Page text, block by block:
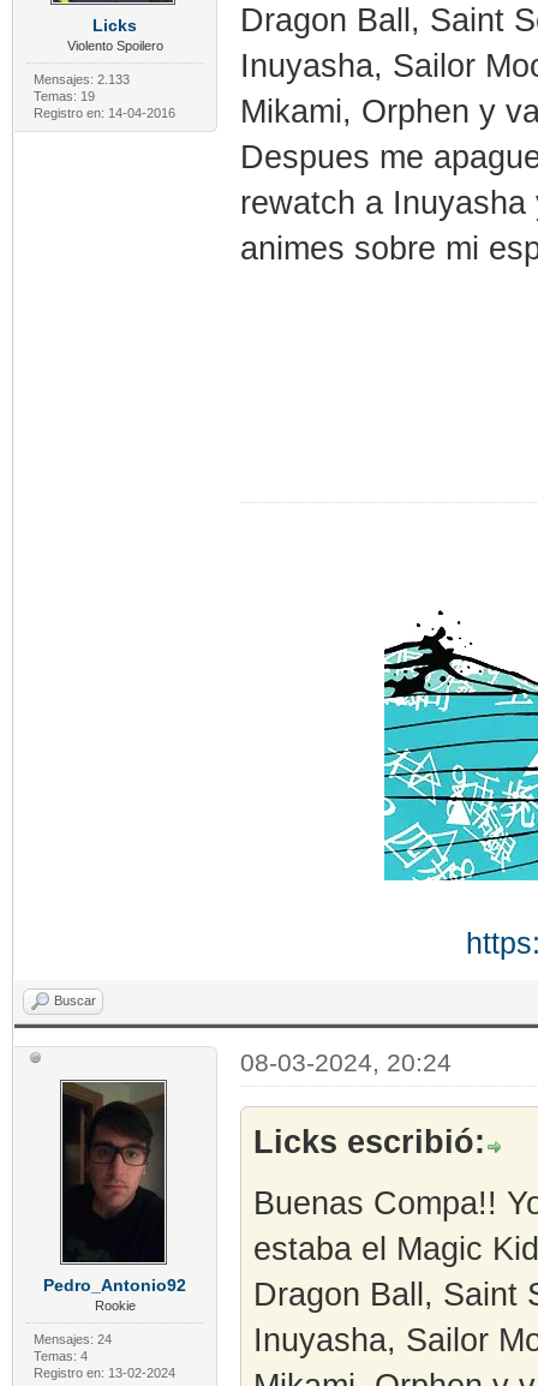
Licks
Violento Spoilero
Mensajes: 2.133
Temas: 19
Registro en: 14-04-2016
Dragon Ball, Saint
Inuyasha, Sailor
Mikami, Orphen y
Despues me
rewatch a
animes sobre mi
Buscar
Pedro_Antonio92
Rookie
Mensajes: 24
Temas: 4
Registro en: 13-02-2024
08-03-2024, 20:24
Licks escribió:
Buenas Compa!!
estaba el Magic
Dragon Ball, Saint
Inuyasha, Sailor